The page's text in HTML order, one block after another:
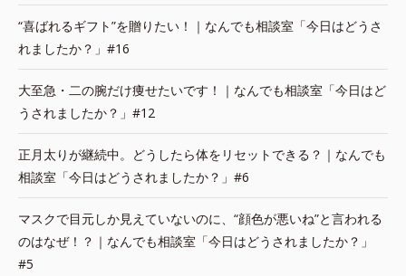
“喜ばれるギフト”を贈りたい！｜なんでも相談室「今日はどうさ
れましたか？」#16
大至急・二の腕だけ痩せたいです！｜なんでも相談室「今日はど
うされましたか？」#12
正月太りが継続中。どうしたら体をリセットできる？｜なんでも
相談室「今日はどうされましたか？」#6
マスクで目元しか見えていないのに、“顔色が悪いね”と言われる
のはなぜ！？｜なんでも相談室「今日はどうされましたか？」
#5